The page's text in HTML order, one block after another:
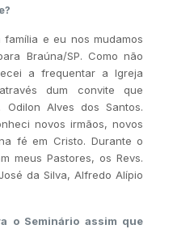
família e eu nos mudamos
Braúna/SP. Como não
a frequentar a Igreja
dum convite que
Alves dos Santos.
novos irmãos, novos
fé em Cristo. Durante o
meus Pastores, os Revs.
da Silva, Alfredo Alípio
o Seminário assim que